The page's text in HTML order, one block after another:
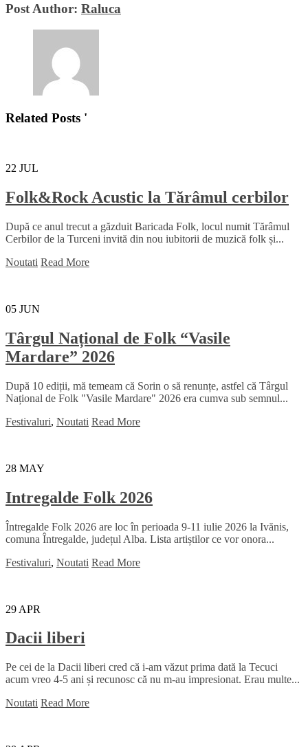
Post Author: Raluca
Related Posts '
22 JUL
Folk&Rock Acustic la Tărâmul cerbilor
După ce anul trecut a găzduit Baricada Folk, locul numit Tărâmul
Cerbilor de la Turceni invită din nou iubitorii de muzică folk și...
Noutati Read More
05 JUN
Târgul Național de Folk “Vasile
Mardare” 2026
După 10 ediții, mă temeam că Sorin o să renunțe, astfel că Târgul
Național de Folk "Vasile Mardare" 2026 era cumva sub semnul...
Festivaluri, Noutati Read More
28 MAY
Intregalde Folk 2026
Întregalde Folk 2026 are loc în perioada 9-11 iulie 2026 la Ivănis,
comuna Întregalde, județul Alba. Lista artiștilor ce vor onora...
Festivaluri, Noutati Read More
29 APR
Dacii liberi
Pe cei de la Dacii liberi cred că i-am văzut prima dată la Tecuci
acum vreo 4-5 ani și recunosc că nu m-au impresionat. Erau multe...
Noutati Read More